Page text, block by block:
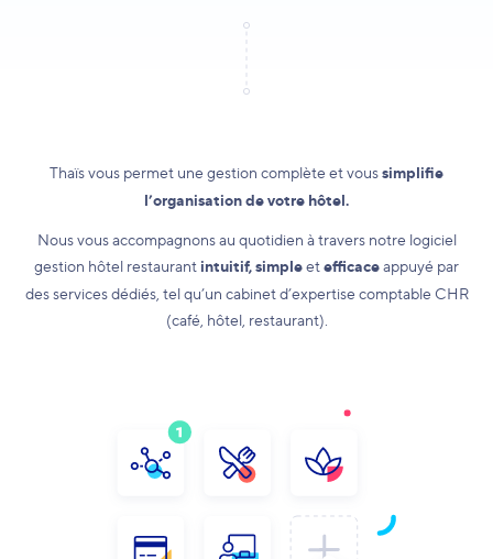
Thaïs vous permet une gestion complète et voussimplifie
l’organisation de votre hôtel.
Nous vous accompagnons au quotidien à travers notre logiciel
gestion hôtel restaurant intuitif, simpleetefficaceappuyé par
des services dédiés, tel qu’un cabinet d’expertise comptable CHR
(café, hôtel, restaurant).